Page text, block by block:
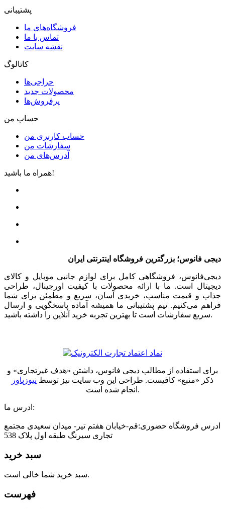
پشتیبانی
فروشگاه‌های ما
تماس با ما
نقشه سایت
کاتالوگ
حراجی‌ها
محصولات جدید
پرفروش‌ها
حساب من
حساب کاربری من
سفارشات من
آدرس‌های من
همراه ما باشید!
دیجی فانوس؛ بزرگترین فروشگاه اینترنتی ایران
دیجی‌فانوس، فروشگاهی کامل برای لوازم جانبی موبایل و کالای
دیجیتال است. ما با ارائه محصولات با کیفیت اورجینال، طراحی
جذاب و قیمت مناسب، خریدی آسان، سریع و مطمئن برای شما
فراهم می‌کنیم. تیم پشتیبانی ما همیشه آماده پاسخگویی و ارسال
سریع سفارشات است تا بهترین تجربه خرید آنلاین را داشته باشید.
برای استفاده از مطالب دیجی فانوس، داشتن «هدف غیرتجاری» و
ذکر «منبع» کافیست. طراحی این وب سایت نیز توسط نیوزپاور
انجام شده است.
ادرس ما:
ادرس فروشگاه حضوری:قم-خیابان هفتم تیر- میدان سعیدی مجتمع
تجاری سیرنگ طبقه اول پلاک 538
سبد خرید
سبد خرید شما خالی است.
فهرست